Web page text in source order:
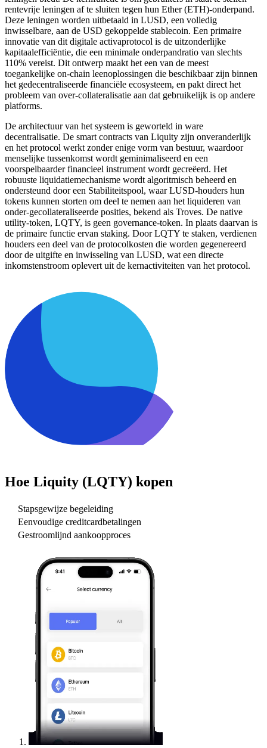
rentevrije leningen af te sluiten tegen hun Ether (ETH)-onderpand.
Deze leningen worden uitbetaald in LUSD, een volledig
inwisselbare, aan de USD gekoppelde stablecoin. Een primaire
innovatie van dit digitale activaprotocol is de uitzonderlijke
kapitaalefficiëntie, die een minimale onderpandratio van slechts
110% vereist. Dit ontwerp maakt het een van de meest
toegankelijke on-chain leenoplossingen die beschikbaar zijn binnen
het gedecentraliseerde financiële ecosysteem, en pakt direct het
probleem van over-collateralisatie aan dat gebruikelijk is op andere
platforms.
De architectuur van het systeem is geworteld in ware
decentralisatie. De smart contracts van Liquity zijn onveranderlijk
en het protocol werkt zonder enige vorm van bestuur, waardoor
menselijke tussenkomst wordt geminimaliseerd en een
voorspelbaarder financieel instrument wordt gecreëerd. Het
robuuste liquidatiemechanisme wordt algoritmisch beheerd en
ondersteund door een Stabiliteitspool, waar LUSD-houders hun
tokens kunnen storten om deel te nemen aan het liquideren van
onder-gecollateraliseerde posities, bekend als Troves. De native
utility-token, LQTY, is geen governance-token. In plaats daarvan is
de primaire functie ervan staking. Door LQTY te staken, verdienen
houders een deel van de protocolkosten die worden gegenereerd
door de uitgifte en inwisseling van LUSD, wat een directe
inkomstenstroom oplevert uit de kernactiviteiten van het protocol.
Hoe Liquity (LQTY) kopen
Stapsgewijze begeleiding
Eenvoudige creditcardbetalingen
Gestroomlijnd aankoopproces